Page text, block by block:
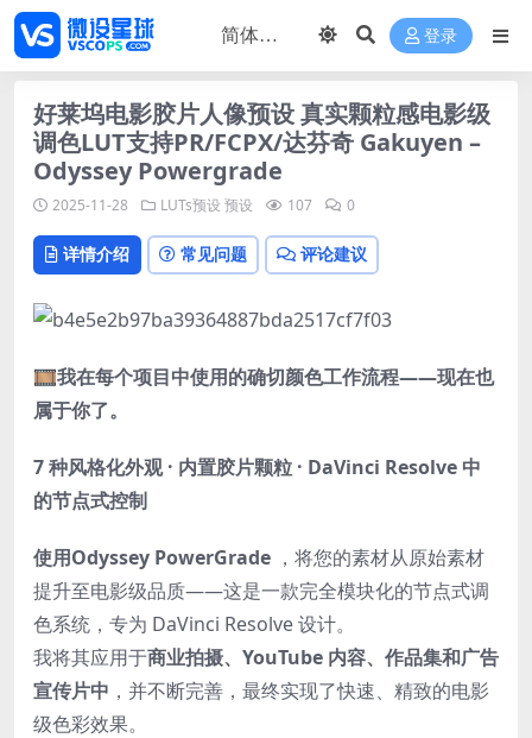
登录
好莱坞电影胶片人像预设 真实颗粒感电影级
调色LUT支持PR/FCPX/达芬奇 Gakuyen –
Odyssey Powergrade
2025-11-28 LUTs预设 预设 107 0
详情介绍 常见问题 评论建议
🎞️我在每个项目中使用的确切颜色工作流程——现在也
属于你了。
7 种风格化外观 · 内置胶片颗粒 · DaVinci Resolve 中
的节点式控制
使用Odyssey PowerGrade ，将您的素材从原始素材
提升至电影级品质——这是一款完全模块化的节点式调
色系统，专为 DaVinci Resolve 设计。
我将其应用于商业拍摄、YouTube 内容、作品集和广告
宣传片中 ，并不断完善，最终实现了快速、精致的电影
级色彩效果。